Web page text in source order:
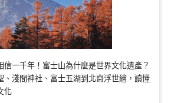
信一千年！富士山為什麼是世界文化遺產？
、淺間神社、富士五湖到北齋浮世繪，讀懂
化